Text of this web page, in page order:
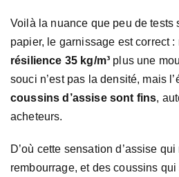
Voilà la nuance que peu de tests
papier, le garnissage est correct :
résilience 35 kg/m³ plus une
souci n’est pas la densité, mais
coussins d’assise sont fins,
acheteurs.
D’où cette sensation d’assise
rembourrage, et des coussins